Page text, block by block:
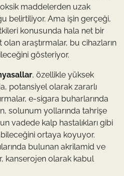
maddelerden uzak
belirtiliyor. Ama işin gerçeği,
konusunda hala net bir
araştırmalar, bu cihazların
gösteriyor.
, özellikle yüksek
potansiyel olarak zararlı
e-sigara buharlarında
solunum yollarında tahrişe
vadede kalp hastalıkları gibi
ortaya koyuyor.
bulunan akrilamid ve
kanserojen olarak kabul